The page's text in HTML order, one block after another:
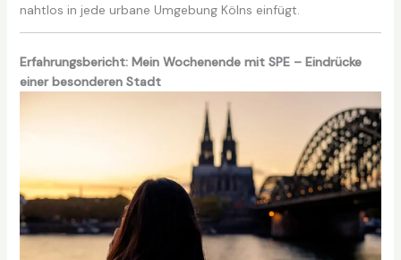
nahtlos in jede urbane Umgebung Kölns einfügt.
Erfahrungsbericht: Mein Wochenende mit SPE – Eindrücke
einer besonderen Stadt